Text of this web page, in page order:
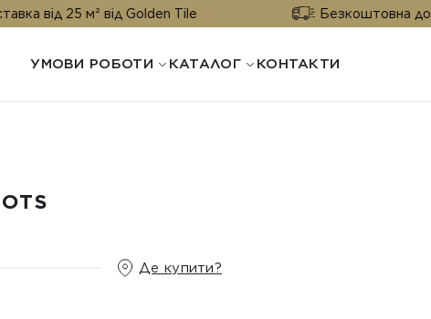
м² від Golden Tile Безкоштовна доставка
УМОВИ РОБОТИ КАТАЛОГ КОНТАКТИ
Де купити?